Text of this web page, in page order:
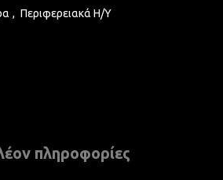
, Περιφερειακά Η/Υ
πληροφορίες